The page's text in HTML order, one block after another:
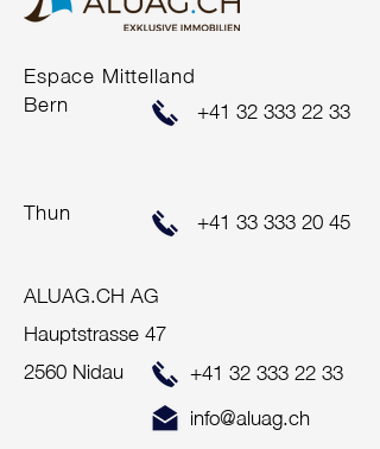
ERFOLGREICHER
VERKAUF
Espace Mittelland
Bern +41 32 333 22 33
Thun
+41 33 333 20 45
ALUAG.CH AG
Hauptstrasse 47
2560 Nidau
+41 32 333 22 33
info@aluag.ch